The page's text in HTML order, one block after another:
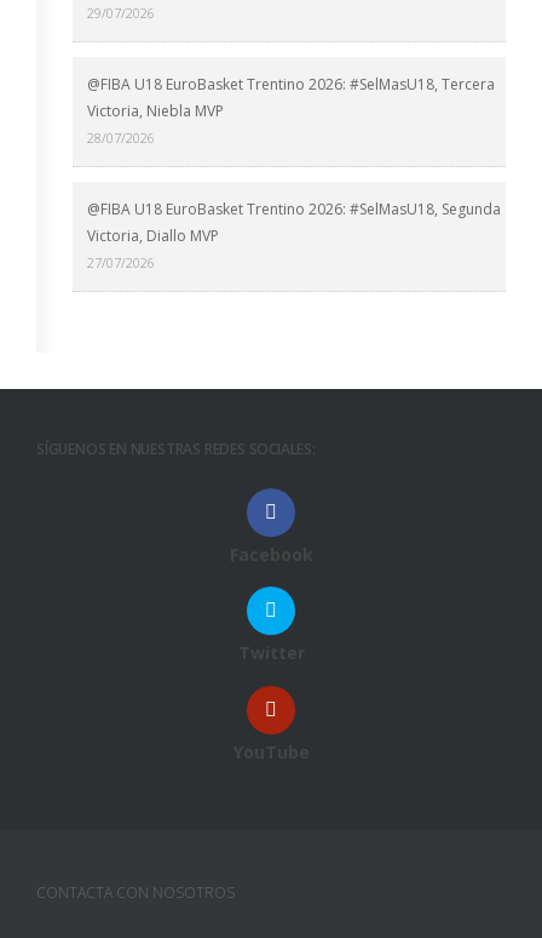
29/07/2026
@FIBA U18 EuroBasket Trentino 2026: #SelMasU18, Tercera
Victoria, Niebla MVP
28/07/2026
@FIBA U18 EuroBasket Trentino 2026: #SelMasU18, Segunda
Victoria, Diallo MVP
27/07/2026
SÍGUENOS EN NUESTRAS REDES SOCIALES:
Facebook
Twitter
YouTube
CONTACTA CON NOSOTROS